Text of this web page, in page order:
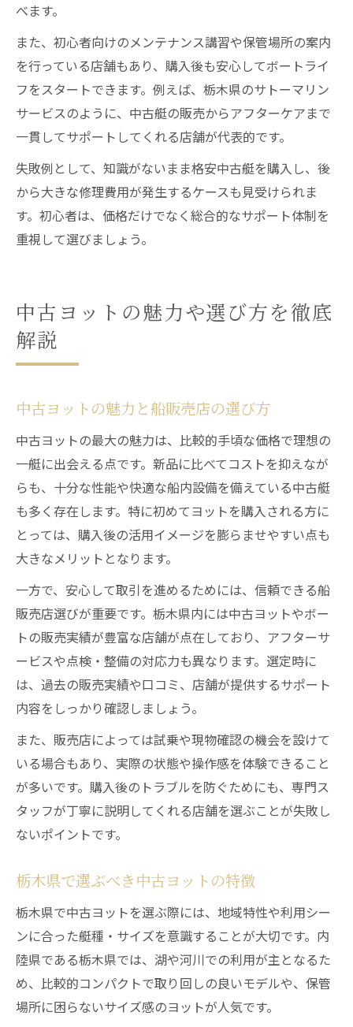
べます。
また、初心者向けのメンテナンス講習や保管場所の案内
を行っている店舗もあり、購入後も安心してボートライ
フをスタートできます。例えば、栃木県のサトーマリン
サービスのように、中古艇の販売からアフターケアまで
一貫してサポートしてくれる店舗が代表的です。
失敗例として、知識がないまま格安中古艇を購入し、後
から大きな修理費用が発生するケースも見受けられま
す。初心者は、価格だけでなく総合的なサポート体制を
重視して選びましょう。
中古ヨットの魅力や選び方を徹底
解説
中古ヨットの魅力と船販売店の選び方
中古ヨットの最大の魅力は、比較的手頃な価格で理想の
一艇に出会える点です。新品に比べてコストを抑えなが
らも、十分な性能や快適な船内設備を備えている中古艇
も多く存在します。特に初めてヨットを購入される方に
とっては、購入後の活用イメージを膨らませやすい点も
大きなメリットとなります。
一方で、安心して取引を進めるためには、信頼できる船
販売店選びが重要です。栃木県内には中古ヨットやボー
トの販売実績が豊富な店舗が点在しており、アフターサ
ービスや点検・整備の対応力も異なります。選定時に
は、過去の販売実績や口コミ、店舗が提供するサポート
内容をしっかり確認しましょう。
また、販売店によっては試乗や現物確認の機会を設けて
いる場合もあり、実際の状態や操作感を体験できること
が多いです。購入後のトラブルを防ぐためにも、専門ス
タッフが丁寧に説明してくれる店舗を選ぶことが失敗し
ないポイントです。
栃木県で選ぶべき中古ヨットの特徴
栃木県で中古ヨットを選ぶ際には、地域特性や利用シー
ンに合った艇種・サイズを意識することが大切です。内
陸県である栃木県では、湖や河川での利用が主となるた
め、比較的コンパクトで取り回しの良いモデルや、保管
場所に困らないサイズ感のヨットが人気です。